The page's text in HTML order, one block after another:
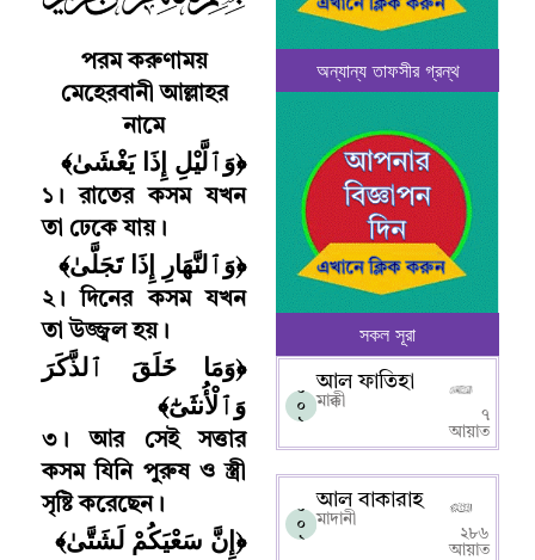
পরম করুণাময়
মেহেরবানী আল্লাহর
নামে
﴿وَٱلَّيْلِ إِذَا يَغْشَىٰ﴾
১ । রাতের কসম যখন
তা ঢেকে যায়।
﴿وَٱلنَّهَارِ إِذَا تَجَلَّىٰ﴾
২।
দিনের কসম যখন
তা উজ্জ্বল হয়।
﴿وَمَا خَلَقَ ٱلذَّكَرَ
وَٱلْأُنثَىٰٓ﴾
৩ ।
আর সেই সত্তার
কসম যিনি পুরুষ ও স্ত্রী
সৃষ্টি করেছেন।
﴿إِنَّ سَعْيَكُمْ لَشَتَّىٰ﴾
অন্যান্য তাফসীর গ্রন্থ
সকল সূরা
০
০
১
আল ফাতিহা
মাক্কী
৭
আয়াত
০
০
২
আল বাকারাহ
মাদানী
২৮৬
আয়াত